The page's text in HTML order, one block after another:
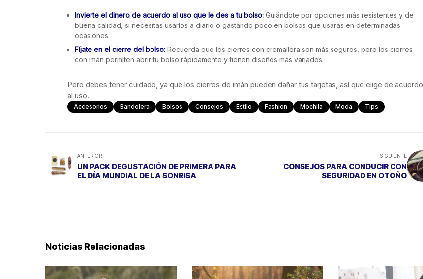
Invierte el dinero de acuerdo al uso que le des a tu bolso: Guiándote por opciones más resistentes y de
buena calidad, si necesitas usarlos a diario o gastando poco en bolsos que usaras en determinadas
ocasiones.
Fíjate en el cierre del bolso: Recuerda que los cierres con cremallera son más seguros, pero los cierres
con imán permiten abrir tu bolso rápidamente y tienen diseños más variados.
Pero debes tener cuidado, ya que los cierres de imán pueden dañar tus tarjetas, así que elige de acuerdo
al uso.
Accesorios Bandolera Bolsos Consejos Estilo Fashion Mochila Moda Tips
ANTERIOR
UN PACK DEGUSTACIÓN DE PRIMERA PARA
EL DÍA MUNDIAL DE LA SONRISA
SIGUIENTE
CONSEJOS PARA CONDUCIR CON
SEGURIDAD EN OTOÑO
Noticias Relacionadas